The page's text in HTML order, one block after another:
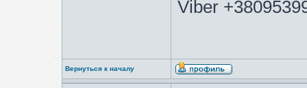
Viber
Вернуться к началу